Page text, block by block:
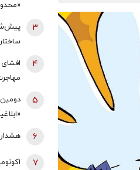
3
4
5
هشدار 6
7